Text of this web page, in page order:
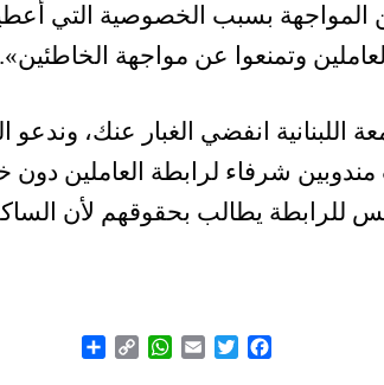
المواجهة بسبب الخصوصية التي
وتمنعوا عن مواجهة الخاطئين».
اللبنانية انفضي الغبار عنك، وندعو
مندوبين شرفاء لرابطة العاملين
للرابطة يطالب بحقوقهم لأن
Facebook
Twitter
Email
WhatsApp
Copy